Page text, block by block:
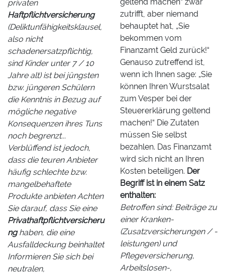
privaten
Haftpflichtversicherung
(Deliktunfähigkeitsklausel,
also nicht
schadenersatzpflichtig,
sind Kinder unter 7 / 10
Jahre alt) ist bei jüngsten
bzw. jüngeren Schülern
die Kenntnis in Bezug auf
mögliche negative
Konsequenzen ihres Tuns
noch begrenzt...
Verblüffend ist jedoch,
dass die teuren Anbieter
häufig schlechte bzw.
mangelbehaftete
Produkte anbieten Achten
Sie darauf, dass Sie eine
Privathaftpflichtversicheru
nghaben, die eine
Ausfalldeckung beinhaltet
Informieren Sie sich bei
neutralen,
zutrifft, aber niemand
behauptet hat, „Sie
bekommen vom
Finanzamt Geld zurück!“
Genauso zutreffend ist,
wenn ich Ihnen sage: „Sie
können Ihren Wurstsalat
zum Vesper bei der
Steuererklärung geltend
machen!“ Die Zutaten
müssen Sie selbst
bezahlen. Das Finanzamt
wird sich nicht an Ihren
Kosten beteiligen. Der
Begriff ist in einem Satz
enthalten:
Betroffen sind: Beiträge zu
einer Kranken-
(Zusatzversicherungen / -
leistungen) und
Pflegeversicherung,
Arbeitslosen-,